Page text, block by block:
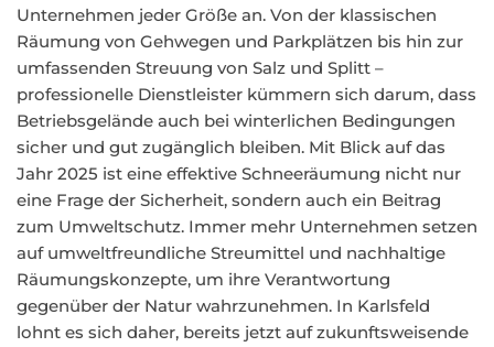
Unternehmen jeder Größe an. Von der klassischen
Räumung von Gehwegen und Parkplätzen bis hin zur
umfassenden Streuung von Salz und Splitt –
professionelle Dienstleister kümmern sich darum, dass
Betriebsgelände auch bei winterlichen Bedingungen
sicher und gut zugänglich bleiben. Mit Blick auf das
Jahr 2025 ist eine effektive Schneeräumung nicht nur
eine Frage der Sicherheit, sondern auch ein Beitrag
zum Umweltschutz. Immer mehr Unternehmen setzen
auf umweltfreundliche Streumittel und nachhaltige
Räumungskonzepte, um ihre Verantwortung
gegenüber der Natur wahrzunehmen. In Karlsfeld
lohnt es sich daher, bereits jetzt auf zukunftsweisende